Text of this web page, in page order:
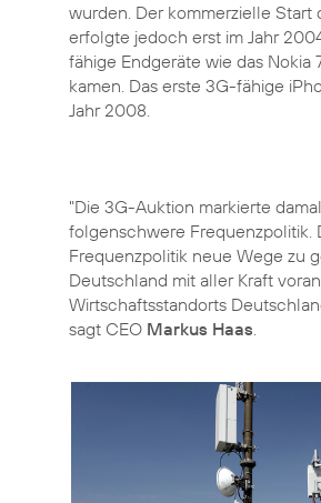
wurden. Der kommerzielle Start
erfolgte jedoch erst im Jahr
fähige Endgeräte wie das Nokia
kamen. Das erste 3G-fähige
Jahr 2008.
"Die 3G-Auktion markierte
folgenschwere Frequenzpolitik.
Frequenzpolitik neue Wege zu
Deutschland mit aller Kraft
Wirtschaftsstandorts
sagt CEO Markus Haas